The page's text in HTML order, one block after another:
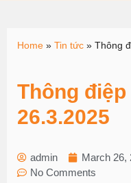
Home » Tin tức » Thông
Thông
26.3.2025
admin March 26,
No Comments